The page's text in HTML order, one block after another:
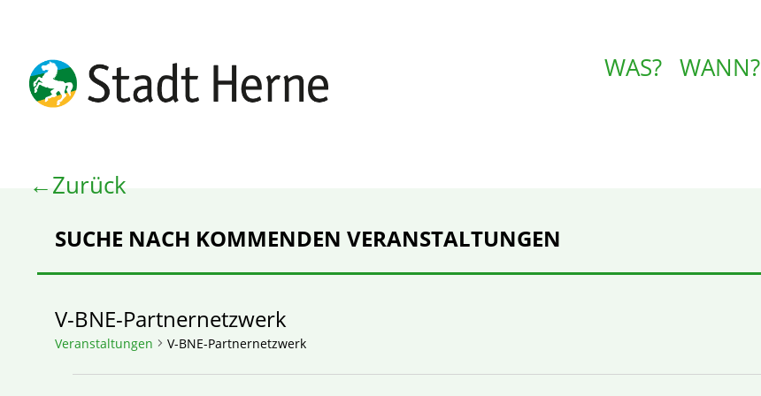
Zurück
WAS? WANN?
SUCHE NACH KOMMENDEN VERANSTALTUNGEN
V-BNE-Partnernetzwerk
Veranstaltungen V-BNE-Partnernetzwerk